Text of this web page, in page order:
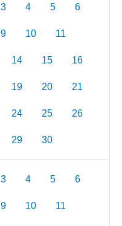
3 4 5 6
9 10 11
14 15 16
19 20 21
24 25 26
29 30
3 4 5 6
9 10 11